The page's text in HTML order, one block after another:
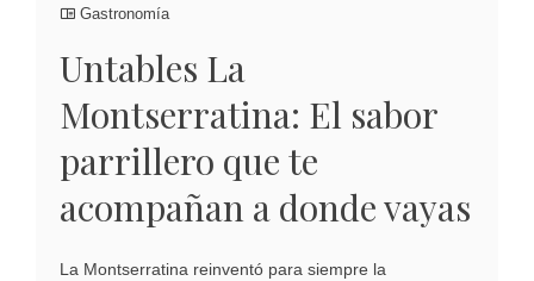
Gastronomía
Untables La
Montserratina: El sabor
parrillero que te
acompañan a donde vayas
La Montserratina reinventó para siempre la